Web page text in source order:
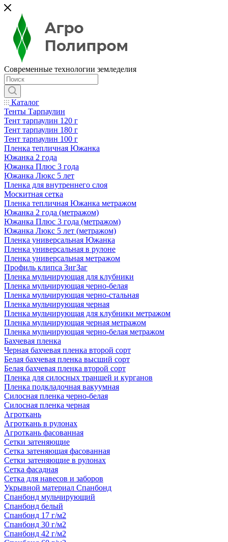
Современные технологии земледелия
Каталог
Тенты Тарпаулин
Тент тарпаулин 120 г
Тент тарпаулин 180 г
Тент тарпаулин 100 г
Пленка тепличная Южанка
Южанка 2 года
Южанка Плюс 3 года
Южанка Люкс 5 лет
Пленка для внутреннего слоя
Москитная сетка
Пленка тепличная Южанка метражом
Южанка 2 года (метражом)
Южанка Плюс 3 года (метражом)
Южанка Люкс 5 лет (метражом)
Пленка универсальная Южанка
Пленка универсальная в рулоне
Пленка универсальная метражом
Профиль клипса ЗигЗаг
Пленка мульчирующая для клубники
Пленка мульчирующая черно-белая
Пленка мульчирующая черно-стальная
Пленка мульчирующая черная
Пленка мульчирующая для клубники метражом
Пленка мульчирующая черная метражом
Пленка мульчирующая черно-белая метражом
Бахчевая пленка
Черная бахчевая пленка второй сорт
Белая бахчевая пленка высший сорт
Белая бахчевая пленка второй сорт
Пленка для силосных траншей и курганов
Пленка подкладочная вакуумная
Силосная пленка черно-белая
Силосная пленка черная
Агроткань
Агроткань в рулонах
Агроткань фасованная
Сетки затеняющие
Сетка затеняющая фасованная
Сетки затеняющие в рулонах
Сетка фасадная
Сетка для навесов и заборов
Укрывной материал Спанбонд
Спанбонд мульчирующий
Спанбонд белый
Спанбонд 17 г/м2
Спанбонд 30 г/м2
Спанбонд 42 г/м2